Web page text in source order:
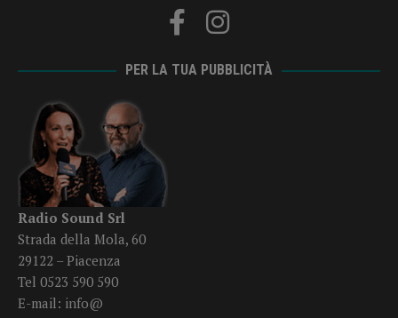
PER LA TUA PUBBLICITÀ
Radio Sound Srl
Strada della Mola, 60
29122 – Piacenza
Tel 0523 590 590
E-mail: info@